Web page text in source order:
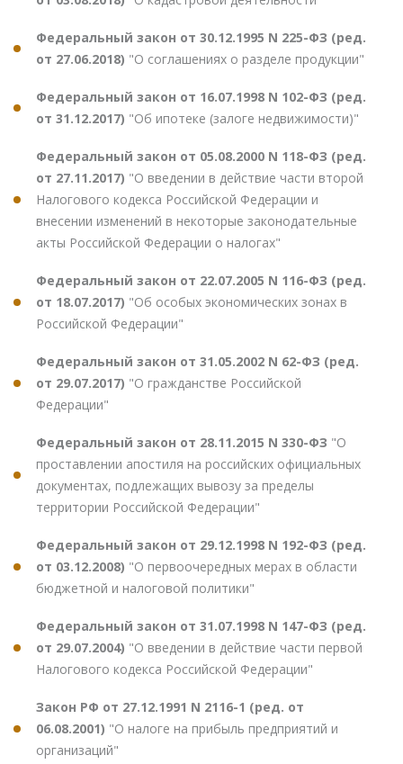
Федеральный закон от 30.12.1995 N 225-ФЗ (ред.
от 27.06.2018) "О соглашениях о разделе продукции"
Федеральный закон от 16.07.1998 N 102-ФЗ (ред.
от 31.12.2017) "Об ипотеке (залоге недвижимости)"
Федеральный закон от 05.08.2000 N 118-ФЗ (ред.
от 27.11.2017) "О введении в действие части второй
Налогового кодекса Российской Федерации и
внесении изменений в некоторые законодательные
акты Российской Федерации о налогах"
Федеральный закон от 22.07.2005 N 116-ФЗ (ред.
от 18.07.2017) "Об особых экономических зонах в
Российской Федерации"
Федеральный закон от 31.05.2002 N 62-ФЗ (ред.
от 29.07.2017) "О гражданстве Российской
Федерации"
Федеральный закон от 28.11.2015 N 330-ФЗ "О
проставлении апостиля на российских официальных
документах, подлежащих вывозу за пределы
территории Российской Федерации"
Федеральный закон от 29.12.1998 N 192-ФЗ (ред.
от 03.12.2008) "О первоочередных мерах в области
бюджетной и налоговой политики"
Федеральный закон от 31.07.1998 N 147-ФЗ (ред.
от 29.07.2004) "О введении в действие части первой
Налогового кодекса Российской Федерации"
Закон РФ от 27.12.1991 N 2116-1 (ред. от
06.08.2001) "О налоге на прибыль предприятий и
организаций"